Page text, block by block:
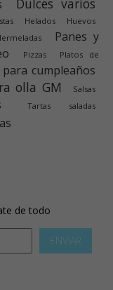
Helados Huevos
Panes y
Pizzas
Platos de
para cumpleaños
olla GM
Salsas
Tartas saladas
de todo
ENVIAR